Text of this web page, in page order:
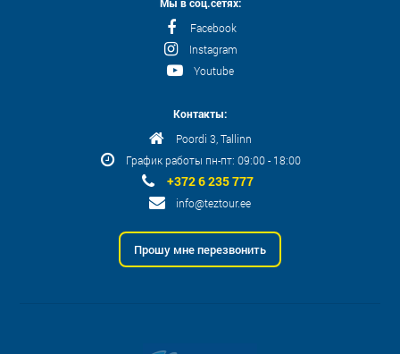
Facebook
Instagram
Youtube
Контакты:
Poordi 3, Tallinn
График работы пн-пт: 09:00 - 18:00
+372 6 235 777
info@teztour.ee
Прошу мне перезвонить